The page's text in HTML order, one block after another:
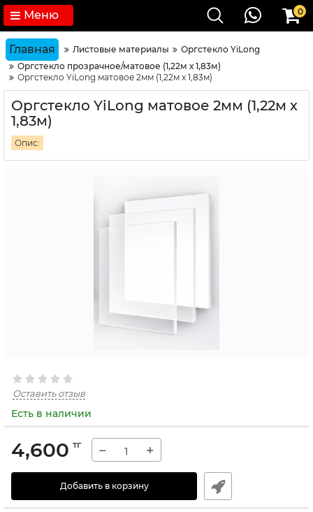
Меню 0
Главная Листовые материалы
Оргстекло YiLong
Оргстекло прозрачное/матовое (1,22м х 1,83м)
Оргстекло YiLong матовое 2мм (1,22м х 1,83м)
Оргстекло YiLong матовое 2мм (1,22м х
1,83м)
Опис:
Оставить отзыв
Есть в наличии
4,600 тг − +
Добавить в корзину